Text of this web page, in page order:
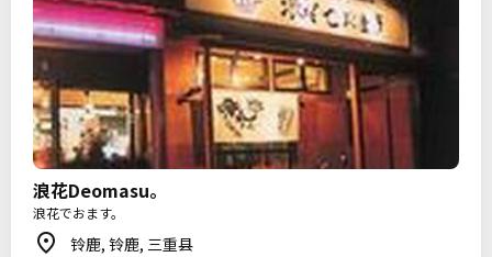
浪花Deomasu。
浪花でおます。
铃鹿, 铃鹿, 三重县